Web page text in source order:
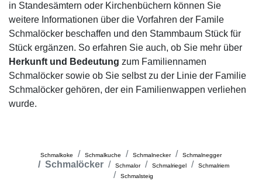
in Standesämtern oder Kirchenbüchern können Sie
weitere Informationen über die Vorfahren der Famile
Schmalöcker beschaffen und den Stammbaum Stück für
Stück ergänzen. So erfahren Sie auch, ob Sie mehr über
Herkunft und Bedeutung zum Familiennamen
Schmalöcker sowie ob Sie selbst zu der Linie der Familie
Schmalöcker gehören, der ein Familienwappen verliehen
wurde.
Schmalkoke Schmalkuche Schmalnecker Schmalnegger
Schmalöcker Schmalor Schmalriegel
Schmalriem
Schmalsteig